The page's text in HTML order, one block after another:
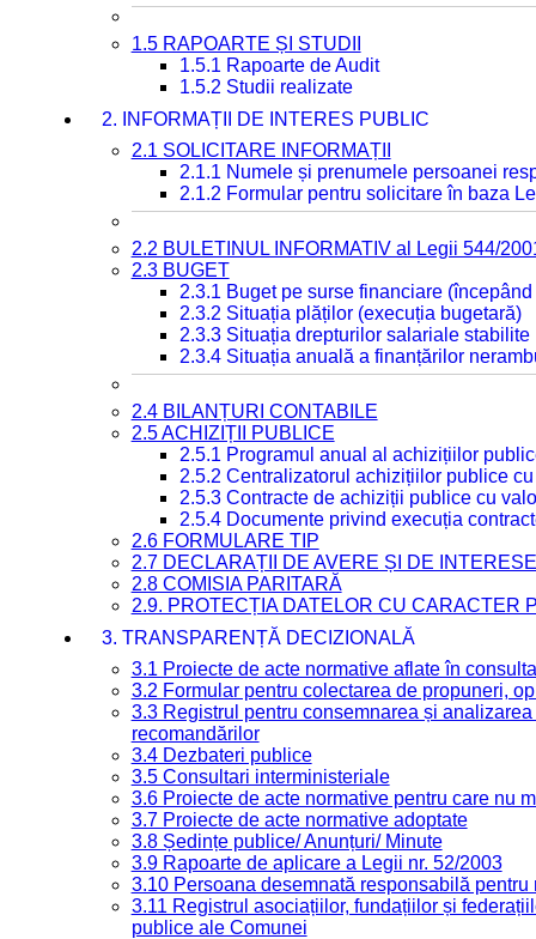
1.5 RAPOARTE ȘI STUDII
1.5.1 Rapoarte de Audit
1.5.2 Studii realizate
2. INFORMAȚII DE INTERES PUBLIC
2.1 SOLICITARE INFORMAȚII
2.1.1 Numele și prenumele persoanei
2.1.2 Formular pentru solicitare în baza
2.2 BULETINUL INFORMATIV al Legii 544/
2.3 BUGET
2.3.1 Buget pe surse financiare
2.3.2 Situația plăților (execuția bugetară)
2.3.3 Situația drepturilor salariale
2.3.4 Situația anuală a finanțărilor
2.4 BILANȚURI CONTABILE
2.5 ACHIZIȚII PUBLICE
2.5.1 Programul anual al achizițiilor
2.5.2 Centralizatorul achizițiilor publice
2.5.3 Contracte de achiziții publice cu
2.5.4 Documente privind execuția
2.6 FORMULARE TIP
2.7 DECLARAȚII DE AVERE ȘI DE INTERESE
2.8 COMISIA PARITARĂ
2.9. PROTECȚIA DATELOR CU CARACTER
3. TRANSPARENȚĂ DECIZIONALĂ
3.1 Proiecte de acte normative aflate în
3.2 Formular pentru colectarea de propuneri,
3.3 Registrul pentru consemnarea și
recomandărilor
3.4 Dezbateri publice
3.5 Consultari interministeriale
3.6 Proiecte de acte normative pentru care nu
3.7 Proiecte de acte normative adoptate
3.8 Ședințe publice/ Anunțuri/ Minute
3.9 Rapoarte de aplicare a Legii nr. 52/2003
3.10 Persoana desemnată responsabilă
3.11 Registrul asociațiilor, fundațiilor și
publice ale Comunei